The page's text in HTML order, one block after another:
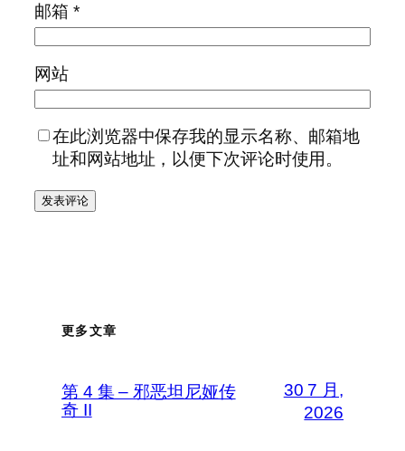
邮箱 *
网站
在此浏览器中保存我的显示名称、邮箱地
址和网站地址，以便下次评论时使用。
更多文章
第 4 集 – 邪恶坦尼娅传
奇 II
30 7 月,
2026